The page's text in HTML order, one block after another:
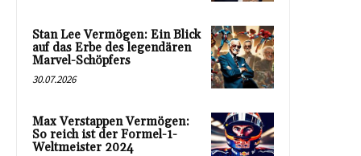
Stan Lee Vermögen: Ein Blick
auf das Erbe des legendären
Marvel-Schöpfers
30.07.2026
Max Verstappen Vermögen:
So reich ist der Formel-1-
Weltmeister 2024